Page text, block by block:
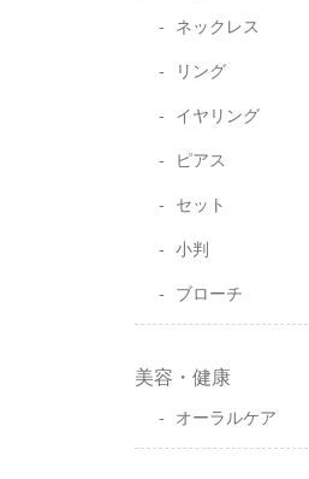
ネックレス
リング
イヤリング
ピアス
セット
小判
ブローチ
美容・健康
オーラルケア